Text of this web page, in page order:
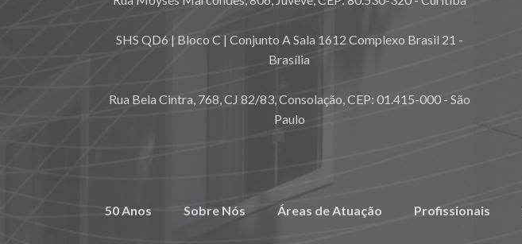
SHS QD6 | Bloco C | Conjunto A Sala 1612 Complexo Brasil 21 -
Brasília
Rua Bela Cintra, 768, CJ 82/83, Consolação, CEP: 01.415-000 - São
Paulo
50 Anos Sobre Nós Áreas de Atuação Profissionais